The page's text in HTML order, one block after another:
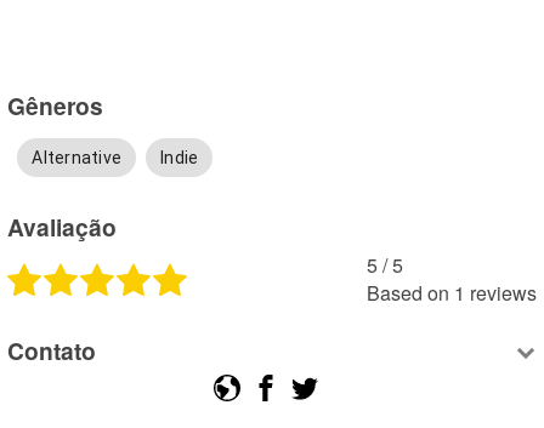
Gêneros
Alternative Indie
Avaliação
5 /5
Based on 1 reviews
Contato